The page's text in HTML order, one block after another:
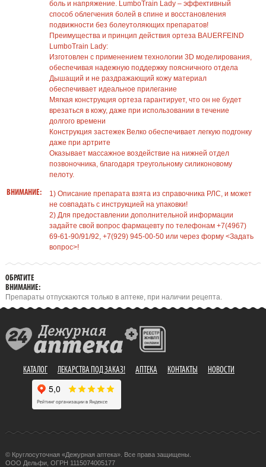
боль и напряжение. LumboTrain Lady – эффективный
способ облегчения болей в спине и восстановления
подвижности без болеутоляющих препаратов!
Преимущества и принцип действия ортеза BAUERFEIND
LumboTrain Lady:
Изготовлен с применением технологии 3D моделирования,
обеспечивая надежную поддержку поясничного отдела
Дышащий и не раздражающий кожу материал
обеспечивает идеальное прилегание
Мягкая конструкция ортеза гарантирует, что он не будет
врезаться в кожу, даже при использовании в течение
долгого времени
Конструкция застежек Велко обеспечивает легкую подгонку
даже при артрите
Оказывает массажное воздействие на нижней отдел
позвоночника, благодаря треугольному силиконовому
пелоту.
ВНИМАНИЕ:
1) Описание препарата взята из справочника РЛС, и может
не совпадать с инструкцией на упаковки!
2) Для предоставлении дополнительной информации
задайте свой вопрос фармацевту по телефонам +7(4967)
69-61-90/91/92, +7(929) 945-00-50 или через форму <Задать
вопрос>!
ОБРАТИТЕ
ВНИМАНИЕ:
Препараты отпускаются только в аптеке, при наличии рецепта.
КАТАЛОГ ЛЕКАРСТВА ПОД ЗАКАЗ! АПТЕКА КОНТАКТЫ НОВОСТИ
© Круглосуточная «Дежурная аптека». Все права защищены.
ООО Дельфи, ОГРН 1115074005177